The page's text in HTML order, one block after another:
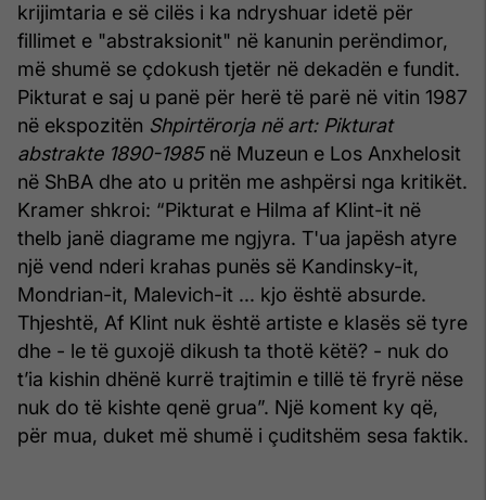
krijimtaria e së cilës i ka ndryshuar idetë për
fillimet e "abstraksionit" në kanunin perëndimor,
më shumë se çdokush tjetër në dekadën e fundit.
Pikturat e saj u panë për herë të parë në vitin 1987
në ekspozitën Shpirtërorja në art: Pikturat
abstrakte 1890-1985në Muzeun e Los Anxhelosit
në ShBA dhe ato u pritën me ashpërsi nga kritikët.
Kramer shkroi: “Pikturat e Hilma af Klint-it në
thelb janë diagrame me ngjyra. T'ua japësh atyre
një vend nderi krahas punës së Kandinsky-it,
Mondrian-it, Malevich-it ... kjo është absurde.
Thjeshtë, Af Klint nuk është artiste e klasës së tyre
dhe - le të guxojë dikush ta thotë këtë? - nuk do
t’ia kishin dhënë kurrë trajtimin e tillë të fryrë nëse
nuk do të kishte qenë grua”. Një koment ky që,
për mua, duket më shumë i çuditshëm sesa faktik.